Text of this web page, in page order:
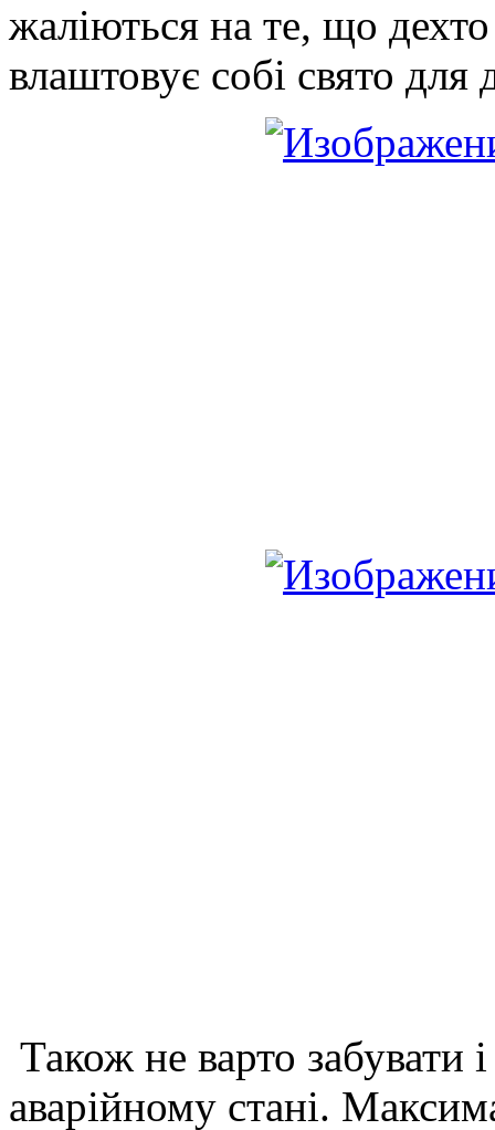
жаліються на те, що
влаштовує собі свято для
Також не варто забувати
аварійному стані.